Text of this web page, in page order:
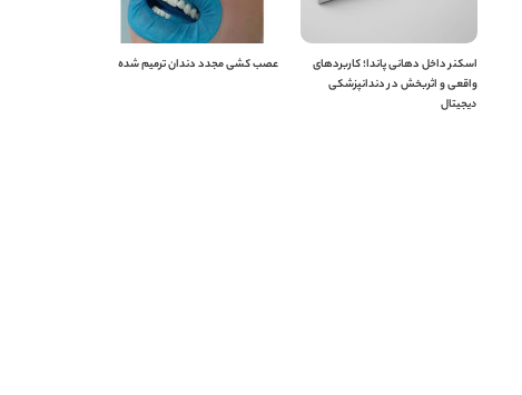
اسکنر داخل دهانی پاندا؛ کاربردهای
واقعی و اثربخش در دندانپزشکی
دیجیتال
عصب کشی مجدد دندان ترمیم شده